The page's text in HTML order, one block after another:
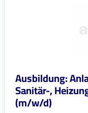
Ausbildung:
Sanitär-,
(m/w/d)